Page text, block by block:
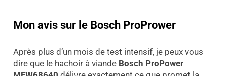
Mon avis sur le Bosch ProPrower
Après plus d’un mois de test intensif, je peux vous
dire que le hachoir à viande Bosch ProPower